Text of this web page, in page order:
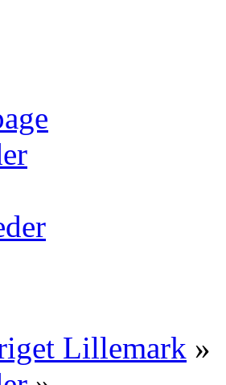
Lillemark »